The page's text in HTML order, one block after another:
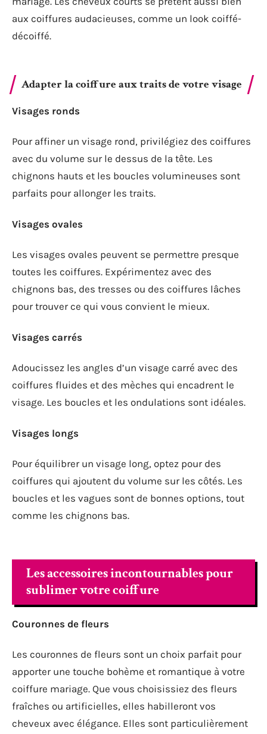
aux coiffures audacieuses, comme un look coiffé-
décoiffé.
Adapter la coiffure aux traits de votre visage
Visages ronds
Pour affiner un visage rond, privilégiez des coiffures
avec du volume sur le dessus de la tête. Les
chignons hauts et les boucles volumineuses sont
parfaits pour allonger les traits.
Visages ovales
Les visages ovales peuvent se permettre presque
toutes les coiffures. Expérimentez avec des
chignons bas, des tresses ou des coiffures lâches
pour trouver ce qui vous convient le mieux.
Visages carrés
Adoucissez les angles d’un visage carré avec des
coiffures fluides et des mèches qui encadrent le
visage. Les boucles et les ondulations sont idéales.
Visages longs
Pour équilibrer un visage long, optez pour des
coiffures qui ajoutent du volume sur les côtés. Les
boucles et les vagues sont de bonnes options, tout
comme les chignons bas.
Les accessoires incontournables pour
sublimer votre coiffure
Couronnes de fleurs
Les couronnes de fleurs sont un choix parfait pour
apporter une touche bohème et romantique à votre
coiffure mariage. Que vous choisissiez des fleurs
fraîches ou artificielles, elles habilleront vos
cheveux avec élégance. Elles sont particulièrement